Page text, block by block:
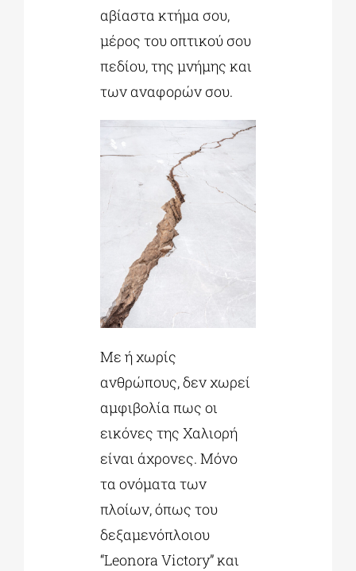
αβίαστα κτήμα σου,
μέρος του οπτικού σου
πεδίου, της μνήμης και
των αναφορών σου.
Με ή χωρίς
ανθρώπους, δεν χωρεί
αμφιβολία πως οι
εικόνες της Χαλιορή
είναι άχρονες. Μόνο
τα ονόματα των
πλοίων, όπως του
δεξαμενόπλοιου
“Leonora Victory” και